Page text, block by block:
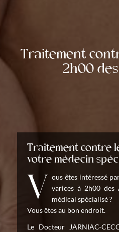
Traitement
2h00
Traitement contre
votre médecin
Vous êtes intéressé par un traitement contre les
varices à 2h00 des
médical spécialisé ?
Vous êtes au bon endroit.
Le Docteur JARNIAC-